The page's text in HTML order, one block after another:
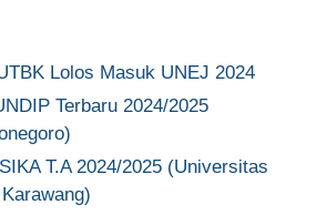
Lolos Masuk UNEJ 2024
Terbaru 2024/2025
T.A 2024/2025 (Universitas